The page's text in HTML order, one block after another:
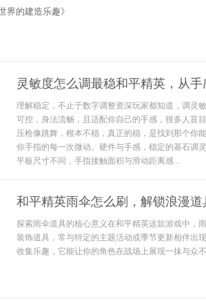
界的建造乐趣》
灵敏度怎么调最稳和平精英，从
理解稳定，不止于数字调整资深玩家都知道，调灵
可控，身法流畅，且适配你自己的手感，很多人盲
压枪像跳舞，根本不稳，真正的稳，是找到那个你
你手指的每一次微动。硬件与手感，稳定的基石调
平板尺寸不同，手指接触面积与滑动距离感...
和平精英雨伞怎么刷，解锁浪漫
探索雨伞道具的核心意义在和平精英这款游戏中，
装饰道具，常与特定的主题活动或季节更新相伴出
收集乐趣，它能让你的角色在战场上展现一抹与众